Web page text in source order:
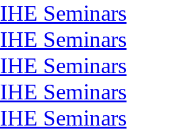
IHE Seminars
IHE Seminars
IHE Seminars
IHE Seminars
IHE Seminars